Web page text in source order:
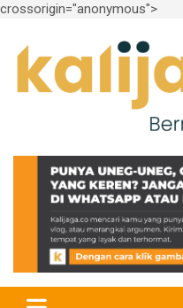
crossorigin="anonymous">
content
kalijaga.co